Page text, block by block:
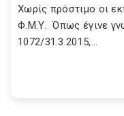
Χωρίς πρόστιμο οι
Φ.Μ.Υ. Όπως έγινε
1072/31.3.2015,...